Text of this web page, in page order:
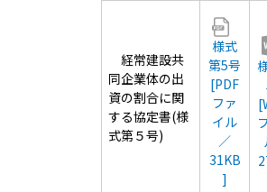
経常建設共
同企業体の出
資の割合に関
する協定書(様
式第５号)
様式
第5号
[PDF
ファ
イル
／
31KB
]